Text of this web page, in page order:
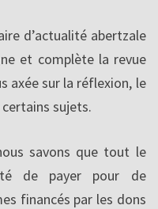
d’actualité abertzale
et complète la revue
axée sur la réflexion, le
sujets.
savons que tout le
de payer pour de
financés par les dons